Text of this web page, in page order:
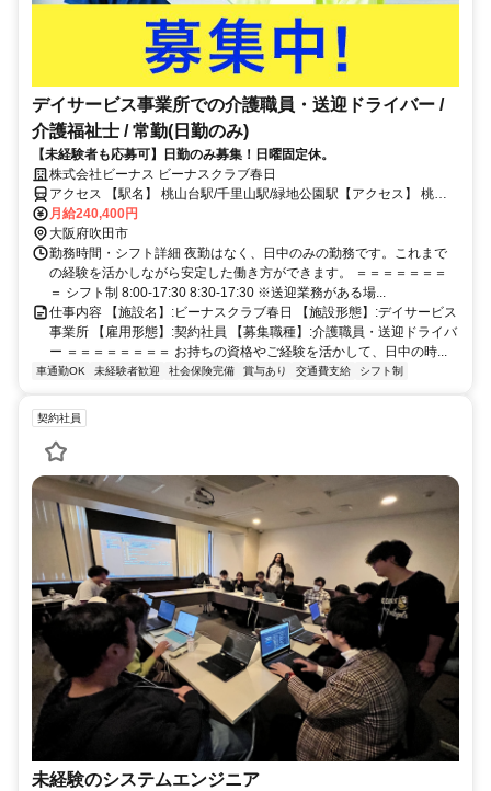
デイサービス事業所での介護職員・送迎ドライバー /
介護福祉士 / 常勤(日勤のみ)
【未経験者も応募可】日勤のみ募集！日曜固定休。
株式会社ビーナス ビーナスクラブ春日
アクセス 【駅名】 桃山台駅/千里山駅/緑地公園駅【アクセス】 桃山
台駅から徒歩13分
月給240,400円
大阪府吹田市
勤務時間・シフト詳細 夜勤はなく、日中のみの勤務です。これまで
の経験を活かしながら安定した働き方ができます。 ＝＝＝＝＝＝＝
＝ シフト制 8:00-17:30 8:30-17:30 ※送迎業務がある場...
仕事内容 【施設名】:ビーナスクラブ春日 【施設形態】:デイサービス
事業所 【雇用形態】:契約社員 【募集職種】:介護職員・送迎ドライバ
ー ＝＝＝＝＝＝＝＝ お持ちの資格やご経験を活かして、日中の時...
車通勤OK 未経験者歓迎 社会保険完備 賞与あり 交通費支給 シフト制
契約社員
未経験のシステムエンジニア